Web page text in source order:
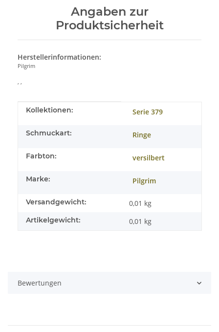
Angaben zur
Produktsicherheit
Herstellerinformationen:
Pilgrim
, ,
Produkteigenschaft
Wert
Kollektionen: Serie 379
Schmuckart: Ringe
Farbton: versilbert
Marke: Pilgrim
Versandgewicht: 0,01 kg
Artikelgewicht: 0,01 kg
Bewertungen